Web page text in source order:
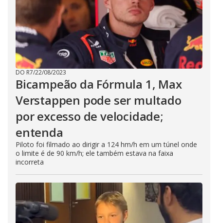
DO R7/22/08/2023
Bicampeão da Fórmula 1, Max
Verstappen pode ser multado
por excesso de velocidade;
entenda
Piloto foi filmado ao dirigir a 124 hm/h em um túnel onde
o limite é de 90 km/h; ele também estava na faixa
incorreta